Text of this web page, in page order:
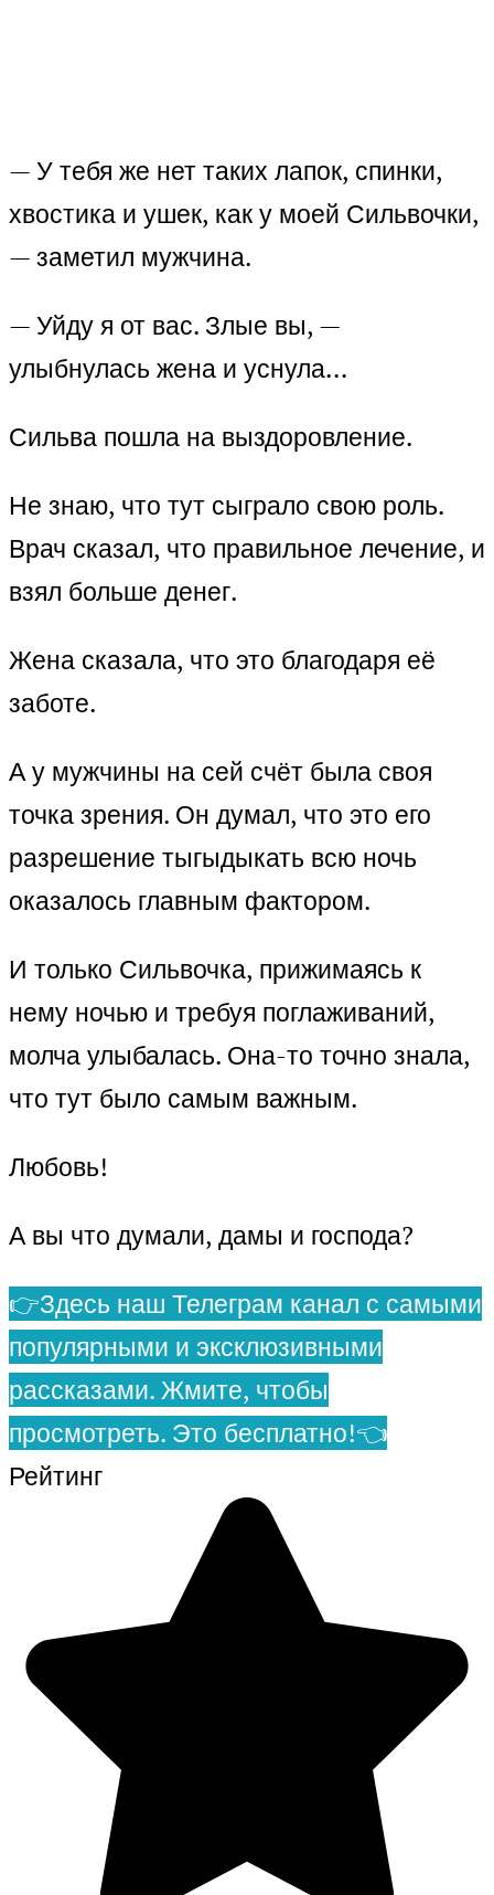
— У тебя же нет таких лапок, спинки,
хвостика и ушек, как у моей Сильвочки,
— заметил мужчина.
— Уйду я от вас. Злые вы, —
улыбнулась жена и уснула…
Сильва пошла на выздоровление.
Не знаю, что тут сыграло свою роль.
Врач сказал, что правильное лечение, и
взял больше денег.
Жена сказала, что это благодаря её
заботе.
А у мужчины на сей счёт была своя
точка зрения. Он думал, что это его
разрешение тыгыдыкать всю ночь
оказалось главным фактором.
И только Сильвочка, прижимаясь к
нему ночью и требуя поглаживаний,
молча улыбалась. Она-то точно знала,
что тут было самым важным.
Любовь!
А вы что думали, дамы и господа?
👉Здесь наш Телеграм канал с самыми
популярными и эксклюзивными
рассказами. Жмите, чтобы
просмотреть. Это бесплатно!👈
Рейтинг